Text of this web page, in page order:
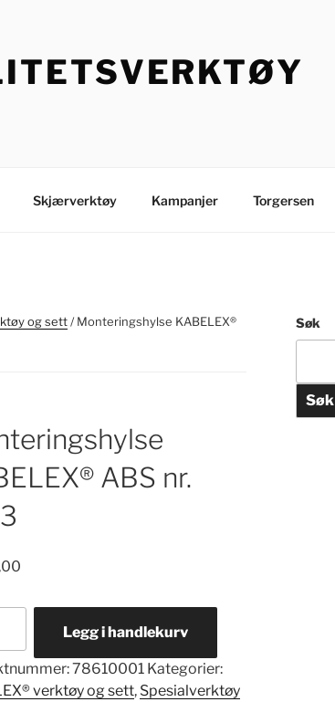
Skjærverktøy Kampanjer Torgersen
og sett/ Monteringshylse KABELEX®
ABS nr.
Legg i handlekurv
78610001 Kategorier:
verktøy og sett, Spesialverktøy
Søk
Søk